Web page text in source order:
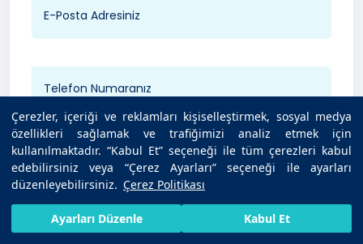
Çerezler, içeriği ve reklamları kişiselleştirmek, sosyal medya
özellikleri sağlamak ve trafiğimizi analiz etmek için
kullanılmaktadır. “Kabul Et” seçeneği ile tüm çerezleri kabul
edebilirsiniz veya “Çerez Ayarları” seçeneği ile ayarları
düzenleyebilirsiniz. Çerez Politikası
Ayarları Düzenle Kabul Et
Hastane Seçin
HIZLI RANDEVU AL BIZE ULAŞIN